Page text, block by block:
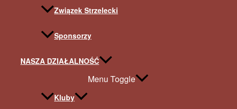
Związek Strzelecki
Sponsorzy
NASZA DZIAŁALNOŚĆ
Menu Toggle
Kluby